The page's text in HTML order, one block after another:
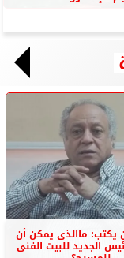
يكتب: ماالذى يمكن أن
الجديد للبيت الفنى